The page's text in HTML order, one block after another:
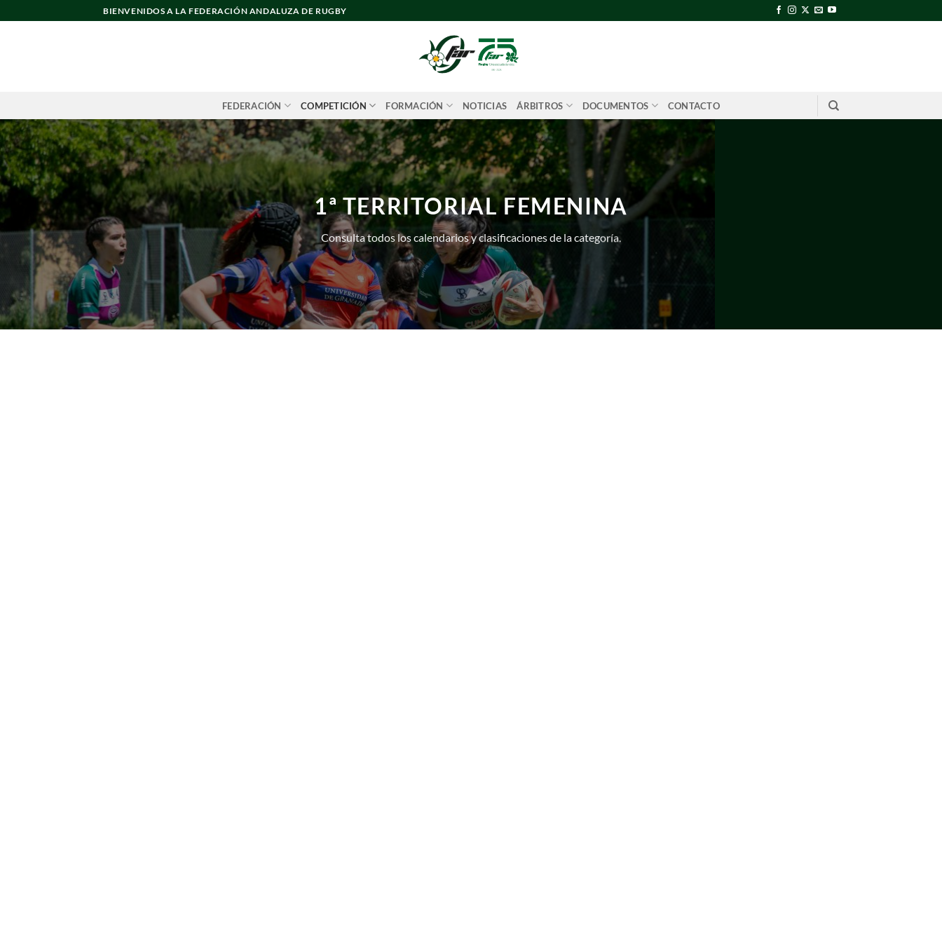
al
BIENVENIDOS A LA FEDERACIÓN ANDALUZA DE RUGBY
FEDERACIÓN COMPETICIÓN FORMACIÓN NOTICIAS ÁRBITROS DOCUMENTOS CONTACTO
1ª TERRITORIAL FEMENINA
Consulta todos los calendarios y clasificaciones de la categoría.